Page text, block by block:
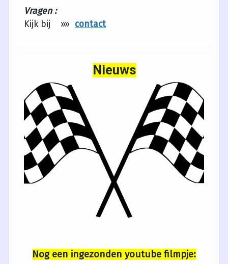
Vragen :
Kijk bij »» contact
Nieuws
Nog een ingezonden youtube filmpje: